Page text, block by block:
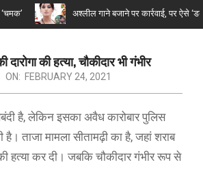
अश्लील गाने बजाने पर कार्रवाई, पर ऐसे ‘डबल
की हत्या, चौकीदार भी गंभीर
ON: FEBRUARY 24, 2021
है, लेकिन इसका अवैध कारोबार पुलिस
है। ताजा मामला सीतामढ़ी का है, जहां शराब
हत्या कर दी। जबकि चौकीदार गंभीर रूप से